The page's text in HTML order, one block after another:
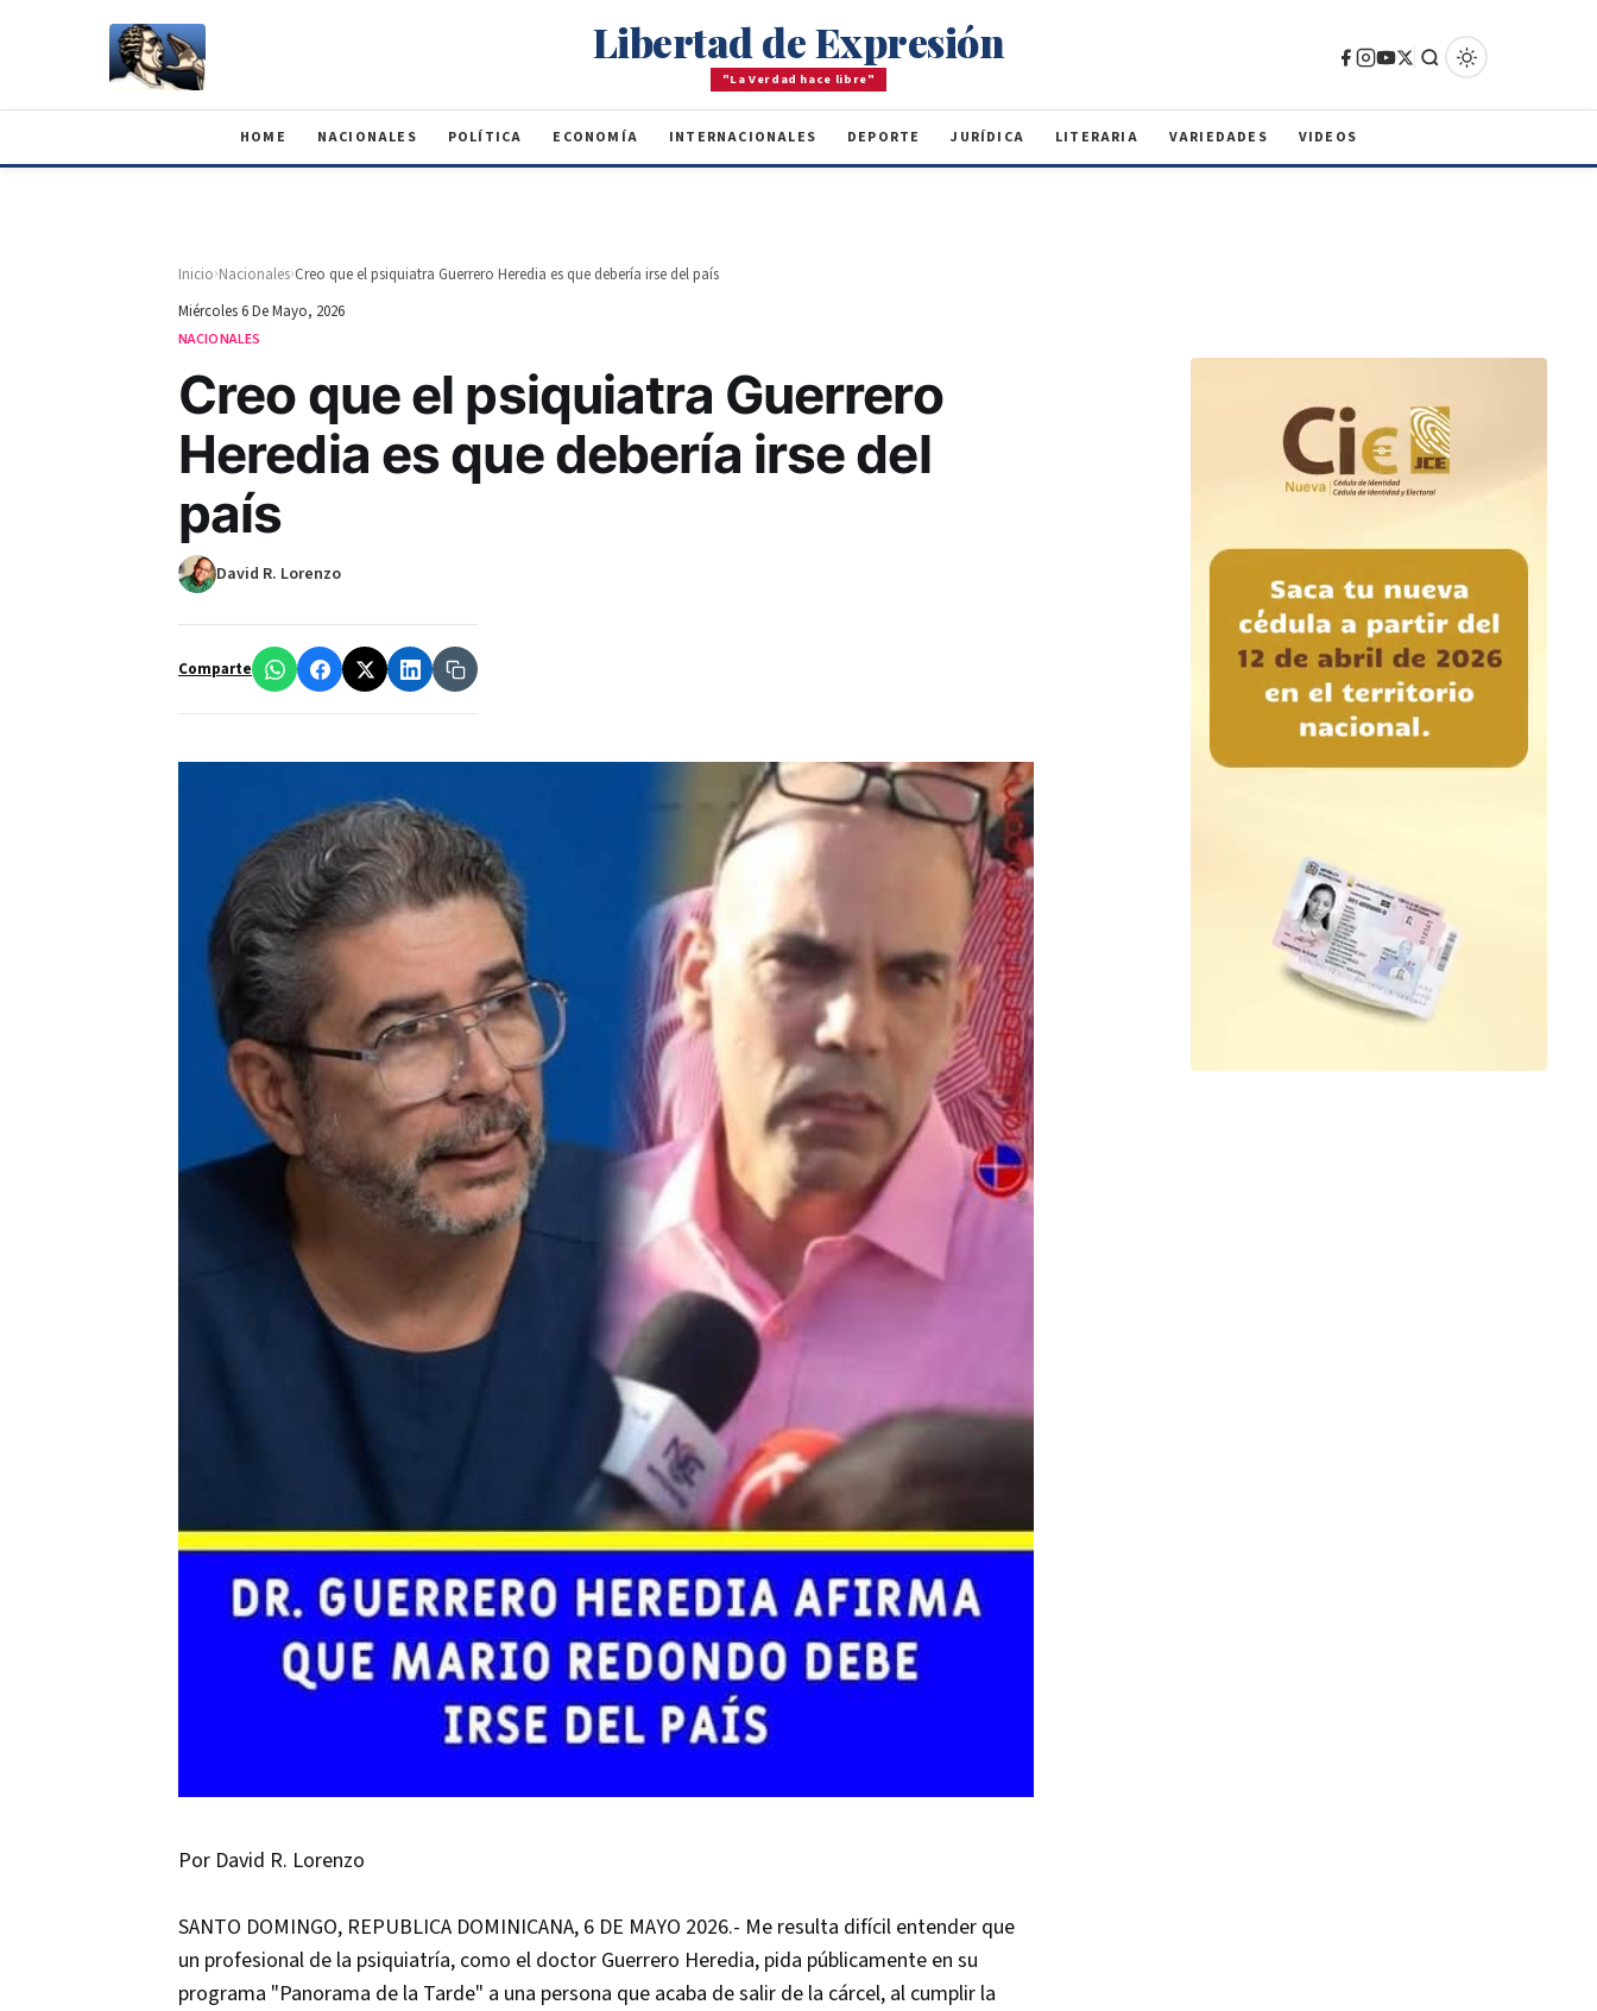
Libertad de Expresión
"La Verdad hace libre"
HOME NACIONALES POLÍTICA ECONOMÍA INTERNACIONALES DEPORTE JURÍDICA LITERARIA VARIEDADES VIDEOS
Inicio›Nacionales›Creo que el psiquiatra Guerrero Heredia es que debería irse del país
Miércoles 6 De Mayo, 2026
NACIONALES
Creo que el psiquiatra Guerrero
Heredia es que debería irse del
país
David R. Lorenzo
Comparte
Por David R. Lorenzo
SANTO DOMINGO, REPUBLICA DOMINICANA, 6 DE MAYO 2026.- Me resulta difícil entender que
un profesional de la psiquiatría, como el doctor Guerrero Heredia, pida públicamente en su
programa "Panorama de la Tarde" a una persona que acaba de salir de la cárcel, al cumplir la